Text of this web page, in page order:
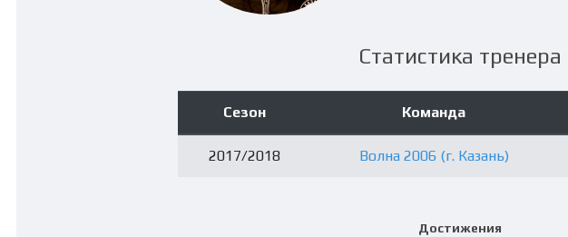
Статистика тренера
Сезон Команда
2017/2018 Волна 2006 (г. Казань)
Достижения